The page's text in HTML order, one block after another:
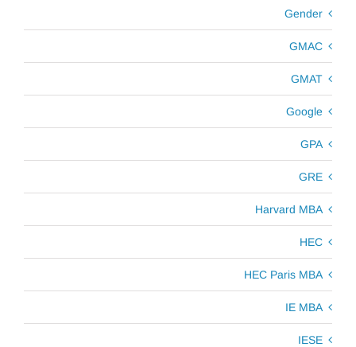
Gender
GMAC
GMAT
Google
GPA
GRE
Harvard MBA
HEC
HEC Paris MBA
IE MBA
IESE